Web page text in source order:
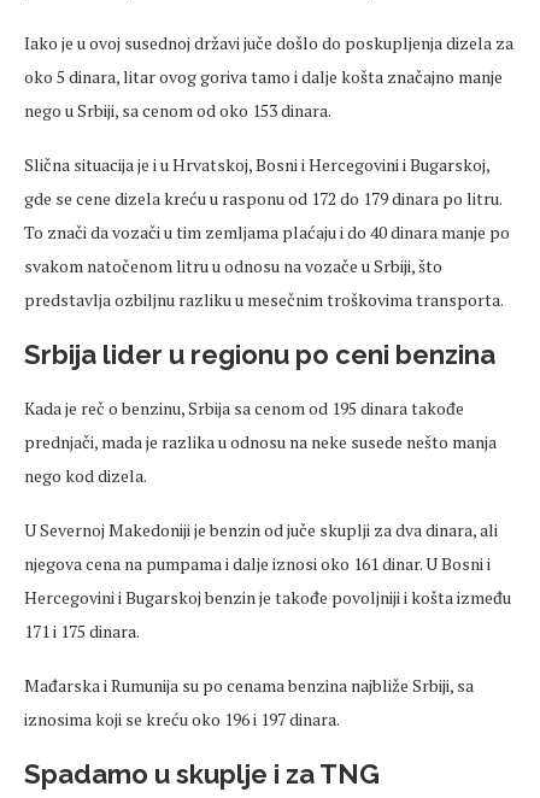
Iako je u ovoj susednoj državi juče došlo do poskupljenja dizela za
oko 5 dinara, litar ovog goriva tamo i dalje košta značajno manje
nego u Srbiji, sa cenom od oko 153 dinara.
Slična situacija je i u Hrvatskoj, Bosni i Hercegovini i Bugarskoj,
gde se cene dizela kreću u rasponu od 172 do 179 dinara po litru.
To znači da vozači u tim zemljama plaćaju i do 40 dinara manje po
svakom natočenom litru u odnosu na vozače u Srbiji, što
predstavlja ozbiljnu razliku u mesečnim troškovima transporta.
Srbija lider u regionu po ceni benzina
Kada je reč o benzinu, Srbija sa cenom od 195 dinara takođe
prednjači, mada je razlika u odnosu na neke susede nešto manja
nego kod dizela.
U Severnoj Makedoniji je benzin od juče skuplji za dva dinara, ali
njegova cena na pumpama i dalje iznosi oko 161 dinar. U Bosni i
Hercegovini i Bugarskoj benzin je takođe povoljniji i košta između
171 i 175 dinara.
Mađarska i Rumunija su po cenama benzina najbliže Srbiji, sa
iznosima koji se kreću oko 196 i 197 dinara.
Spadamo u skuplje i za TNG